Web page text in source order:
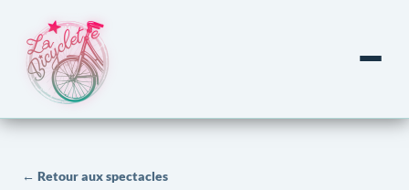
← Retour aux spectacles